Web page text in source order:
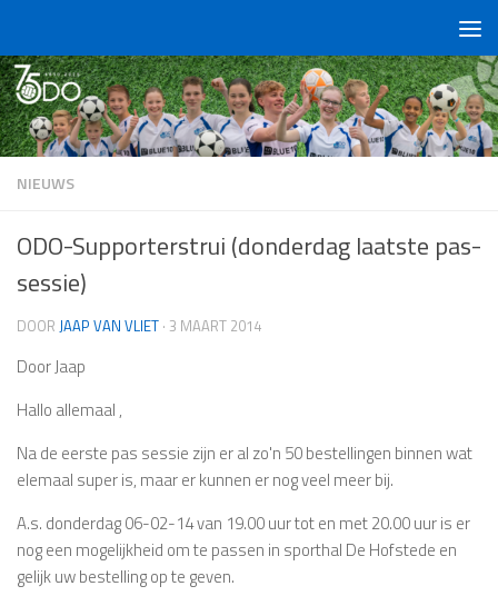
NIEUWS
ODO-Supporterstrui (donderdag laatste pas-
sessie)
DOOR JAAP VAN VLIET · 3 MAART 2014
Door Jaap
Hallo allemaal ,
Na de eerste pas sessie zijn er al zo'n 50 bestellingen binnen wat
elemaal super is, maar er kunnen er nog veel meer bij.
A.s. donderdag 06-02-14 van 19.00 uur tot en met 20.00 uur is er
nog een mogelijkheid om te passen in sporthal De Hofstede en
gelijk uw bestelling op te geven.